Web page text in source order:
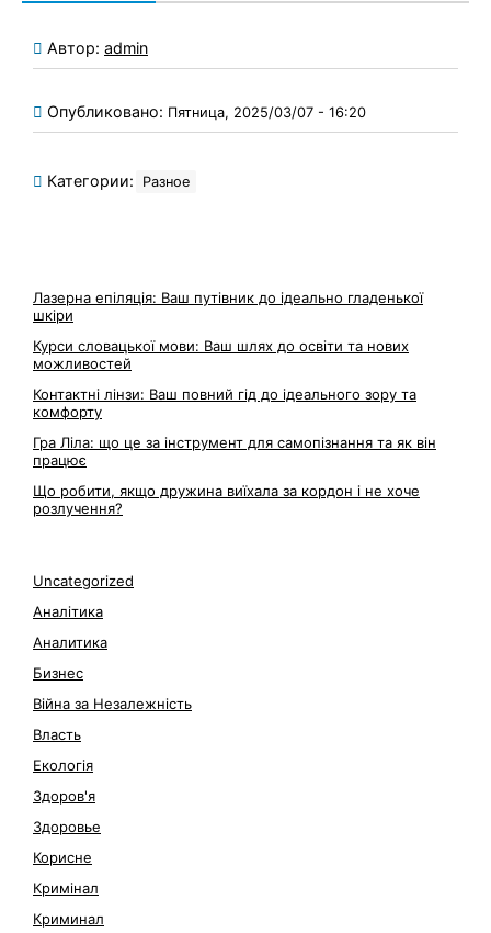
Автор: admin
Опубликовано: Пятница, 2025/03/07 - 16:20
Категории: Разное
Лазерна епіляція: Ваш путівник до ідеально гладенької
шкіри
Курси словацької мови: Ваш шлях до освіти та нових
можливостей
Контактні лінзи: Ваш повний гід до ідеального зору та
комфорту
Гра Ліла: що це за інструмент для самопізнання та як він
працює
Що робити, якщо дружина виїхала за кордон і не хоче
розлучення?
Uncategorized
Аналітика
Аналитика
Бизнес
Війна за Незалежність
Власть
Екологія
Здоров'я
Здоровье
Корисне
Кримінал
Криминал